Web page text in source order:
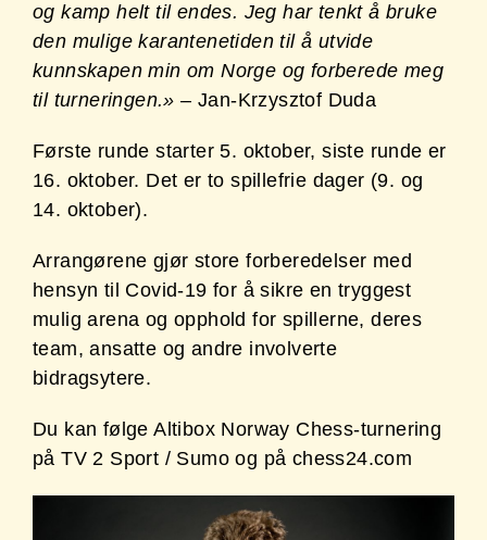
og kamp helt til endes. Jeg har tenkt å bruke
den mulige karantenetiden til å utvide
kunnskapen min om Norge og forberede meg
til turneringen.» – Jan-Krzysztof Duda
Første runde starter 5. oktober, siste runde er
16. oktober. Det er to spillefrie dager (9. og
14. oktober).
Arrangørene gjør store forberedelser med
hensyn til Covid-19 for å sikre en tryggest
mulig arena og opphold for spillerne, deres
team, ansatte og andre involverte
bidragsytere.
Du kan følge Altibox Norway Chess-turnering
på TV 2 Sport / Sumo og på chess24.com